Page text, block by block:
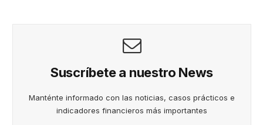
Suscríbete a nuestro News
Manténte informado con las noticias, casos prácticos e
indicadores financieros más importantes